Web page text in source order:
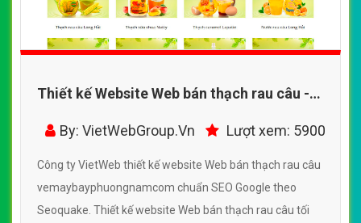
Thiết kế Website Web bán thạch rau câu -
vemaybayphuongnamcom
By: VietWebGroup.Vn Lượt xem: 5900
Công ty VietWeb thiết kế website Web bán thạch rau câu
vemaybayphuongnamcom chuẩn SEO Google theo
Seoquake. Thiết kế website Web bán thạch rau câu tối